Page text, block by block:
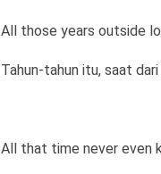
All those years outside
Tahun-tahun itu, saat
All that time never even